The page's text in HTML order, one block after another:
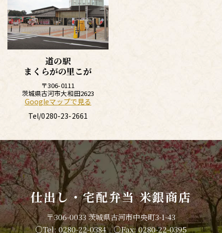
道の駅
まくらがの里こが
〒306-0111
茨城県古河市大和田2623
Googleマップで見る
Tel/0280-23-2661
仕出し・宅配弁当 米銀商店
〒306-0033 茨城県古河市中央町3-1-43
○Tel: 0280-22-0384 ○Fax: 0280-22-0395